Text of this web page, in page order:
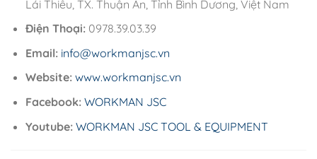
Lái Thiêu, TX. Thuận An, Tỉnh Bình Dương, Việt Nam
Điện Thoại:0978.39.03.39
Email: info@workmanjsc.vn
Website: www.workmanjsc.vn
Facebook: WORKMAN JSC
Youtube: WORKMAN JSC TOOL & EQUIPMENT